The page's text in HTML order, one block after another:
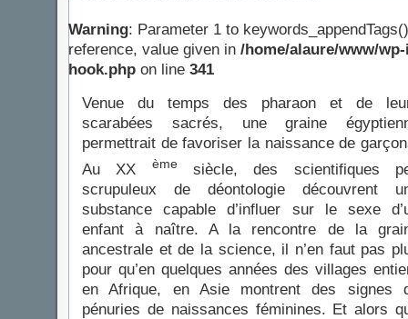
Warning: Parameter 1 to
reference, value given in /home/alaure/www/
hook.php on line 341
Venue du temps des pharaon et de
scarabées sacrés, une graine
permettrait de favoriser la naissance de
Au XX
èmesiècle, des scientifiques
scrupuleux de déontologie découvrent
substance capable d’influer sur le sexe
enfant à naître. A la rencontre de la
ancestrale et de la science, il n’en faut pas
pour qu’en quelques années des villages
en Afrique, en Asie montrent des signes
pénuries de naissances féminines. Et alors